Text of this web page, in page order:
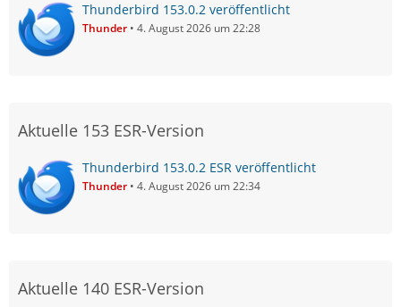
Thunderbird 153.0.2 veröffentlicht
Thunder 4. August 2026 um 22:28
Aktuelle 153 ESR-Version
Thunderbird 153.0.2 ESR veröffentlicht
Thunder 4. August 2026 um 22:34
Aktuelle 140 ESR-Version